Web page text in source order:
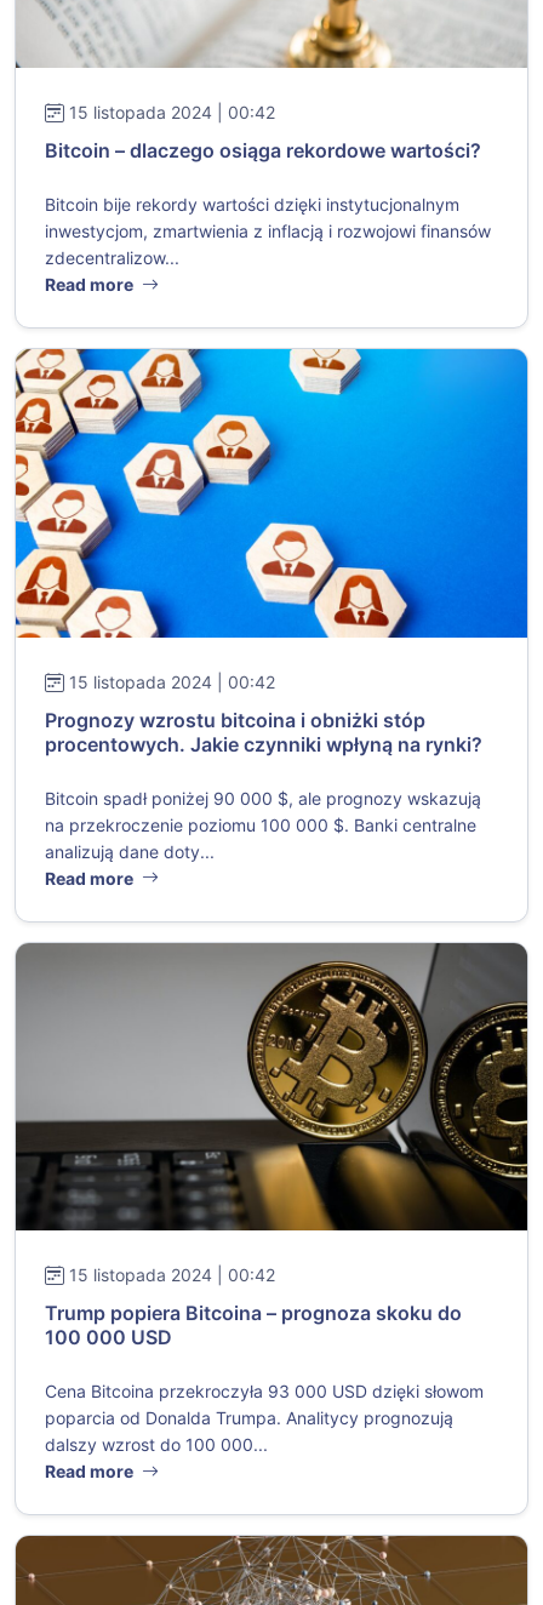
15 listopada 2024 | 00:42
Bitcoin – dlaczego osiąga rekordowe wartości?
Bitcoin bije rekordy wartości dzięki instytucjonalnym
inwestycjom, zmartwienia z inflacją i rozwojowi finansów
zdecentralizow...
Read more
15 listopada 2024 | 00:42
Prognozy wzrostu bitcoina i obniżki stóp
procentowych. Jakie czynniki wpłyną na rynki?
Bitcoin spadł poniżej 90 000 $, ale prognozy wskazują
na przekroczenie poziomu 100 000 $. Banki centralne
analizują dane doty...
Read more
15 listopada 2024 | 00:42
Trump popiera Bitcoina – prognoza skoku do
100 000 USD
Cena Bitcoina przekroczyła 93 000 USD dzięki słowom
poparcia od Donalda Trumpa. Analitycy prognozują
dalszy wzrost do 100 000...
Read more